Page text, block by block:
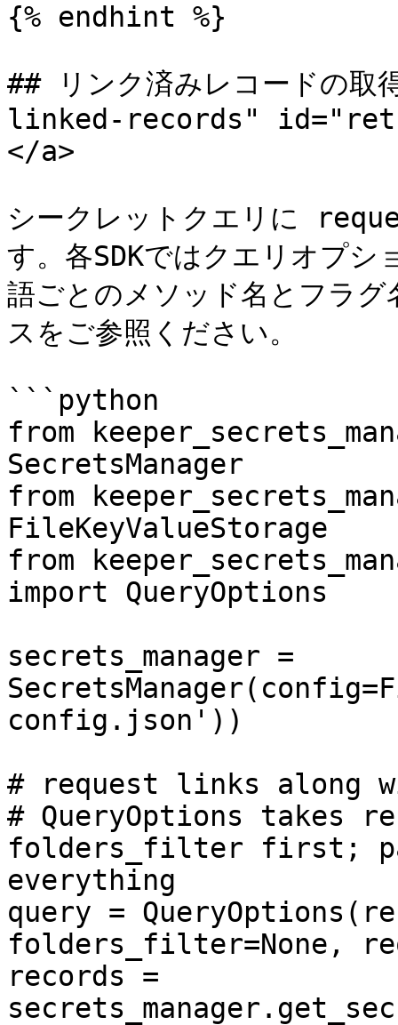
{% endhint %}
## リンク済みレコード
linked-records"
</a>
シークレットクエリに
す。各SDKではクエリオプ
語ごとのメソッド名とフラグ
スをご参照ください。
```python
from
SecretsManager
from
FileKeyValueStorage
from
import QueryOptions
secrets_manager =
config.json'))
# request links along
# QueryOptions takes
folders_filter first;
everything
query =
folders_filter=None,
records =